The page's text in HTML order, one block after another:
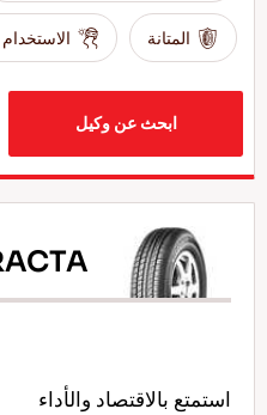
المتانة
ابحث عن وكيل
استمتع بالاقتصاد والأداء